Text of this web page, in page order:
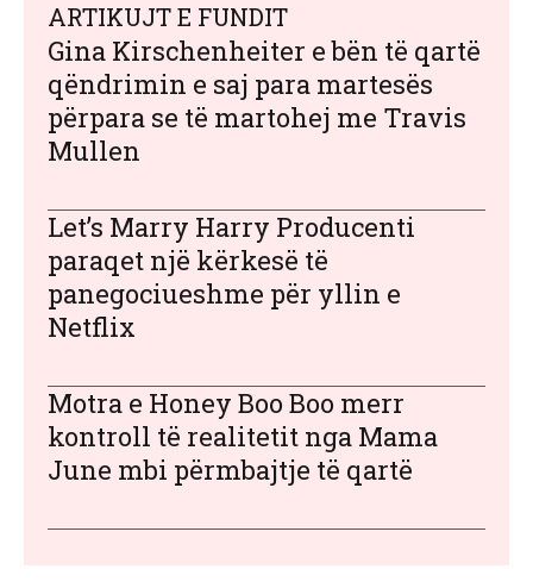
ARTIKUJT E FUNDIT
Gina Kirschenheiter e bën të qartë
qëndrimin e saj para martesës
përpara se të martohej me Travis
Mullen
Let’s Marry Harry Producenti
paraqet një kërkesë të
panegociueshme për yllin e
Netflix
Motra e Honey Boo Boo merr
kontroll të realitetit nga Mama
June mbi përmbajtje të qartë